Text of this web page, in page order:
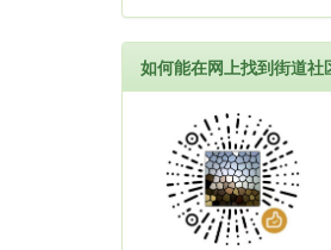
如何能在网上找到街道社